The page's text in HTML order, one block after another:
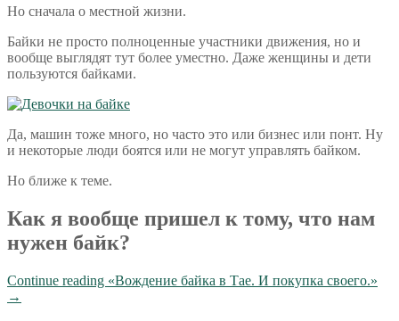
Но сначала о местной жизни.
Байки не просто полноценные участники движения, но и
вообще выглядят тут более уместно. Даже женщины и дети
пользуются байками.
Да, машин тоже много, но часто это или бизнес или понт. Ну
и некоторые люди боятся или не могут управлять байком.
Но ближе к теме.
Как я вообще пришел к тому, что нам
нужен байк?
Continue reading «Вождение байка в Тае. И покупка своего.»
→